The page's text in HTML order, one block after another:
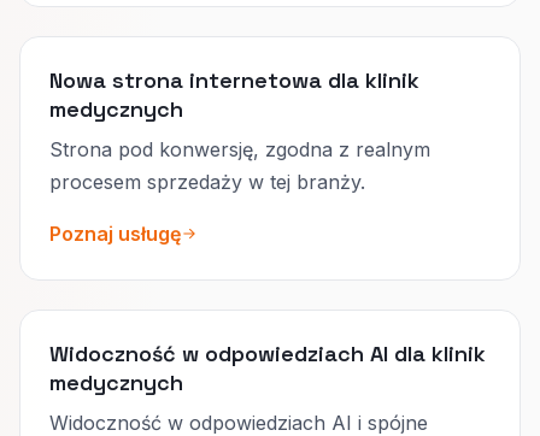
Nowa strona internetowa dla klinik
medycznych
Strona pod konwersję, zgodna z realnym
procesem sprzedaży w tej branży.
Poznaj usługę
Widoczność w odpowiedziach AI dla klinik
medycznych
Widoczność w odpowiedziach AI i spójne